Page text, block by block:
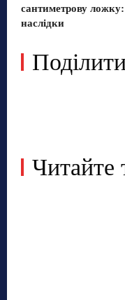
сантиметрову ложку:
наслідки
Читайте